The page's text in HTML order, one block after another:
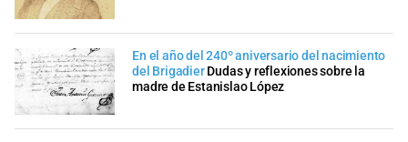
En el año del 240º aniversario del nacimiento
del Brigadier Dudas y reflexiones sobre la
madre de Estanislao López